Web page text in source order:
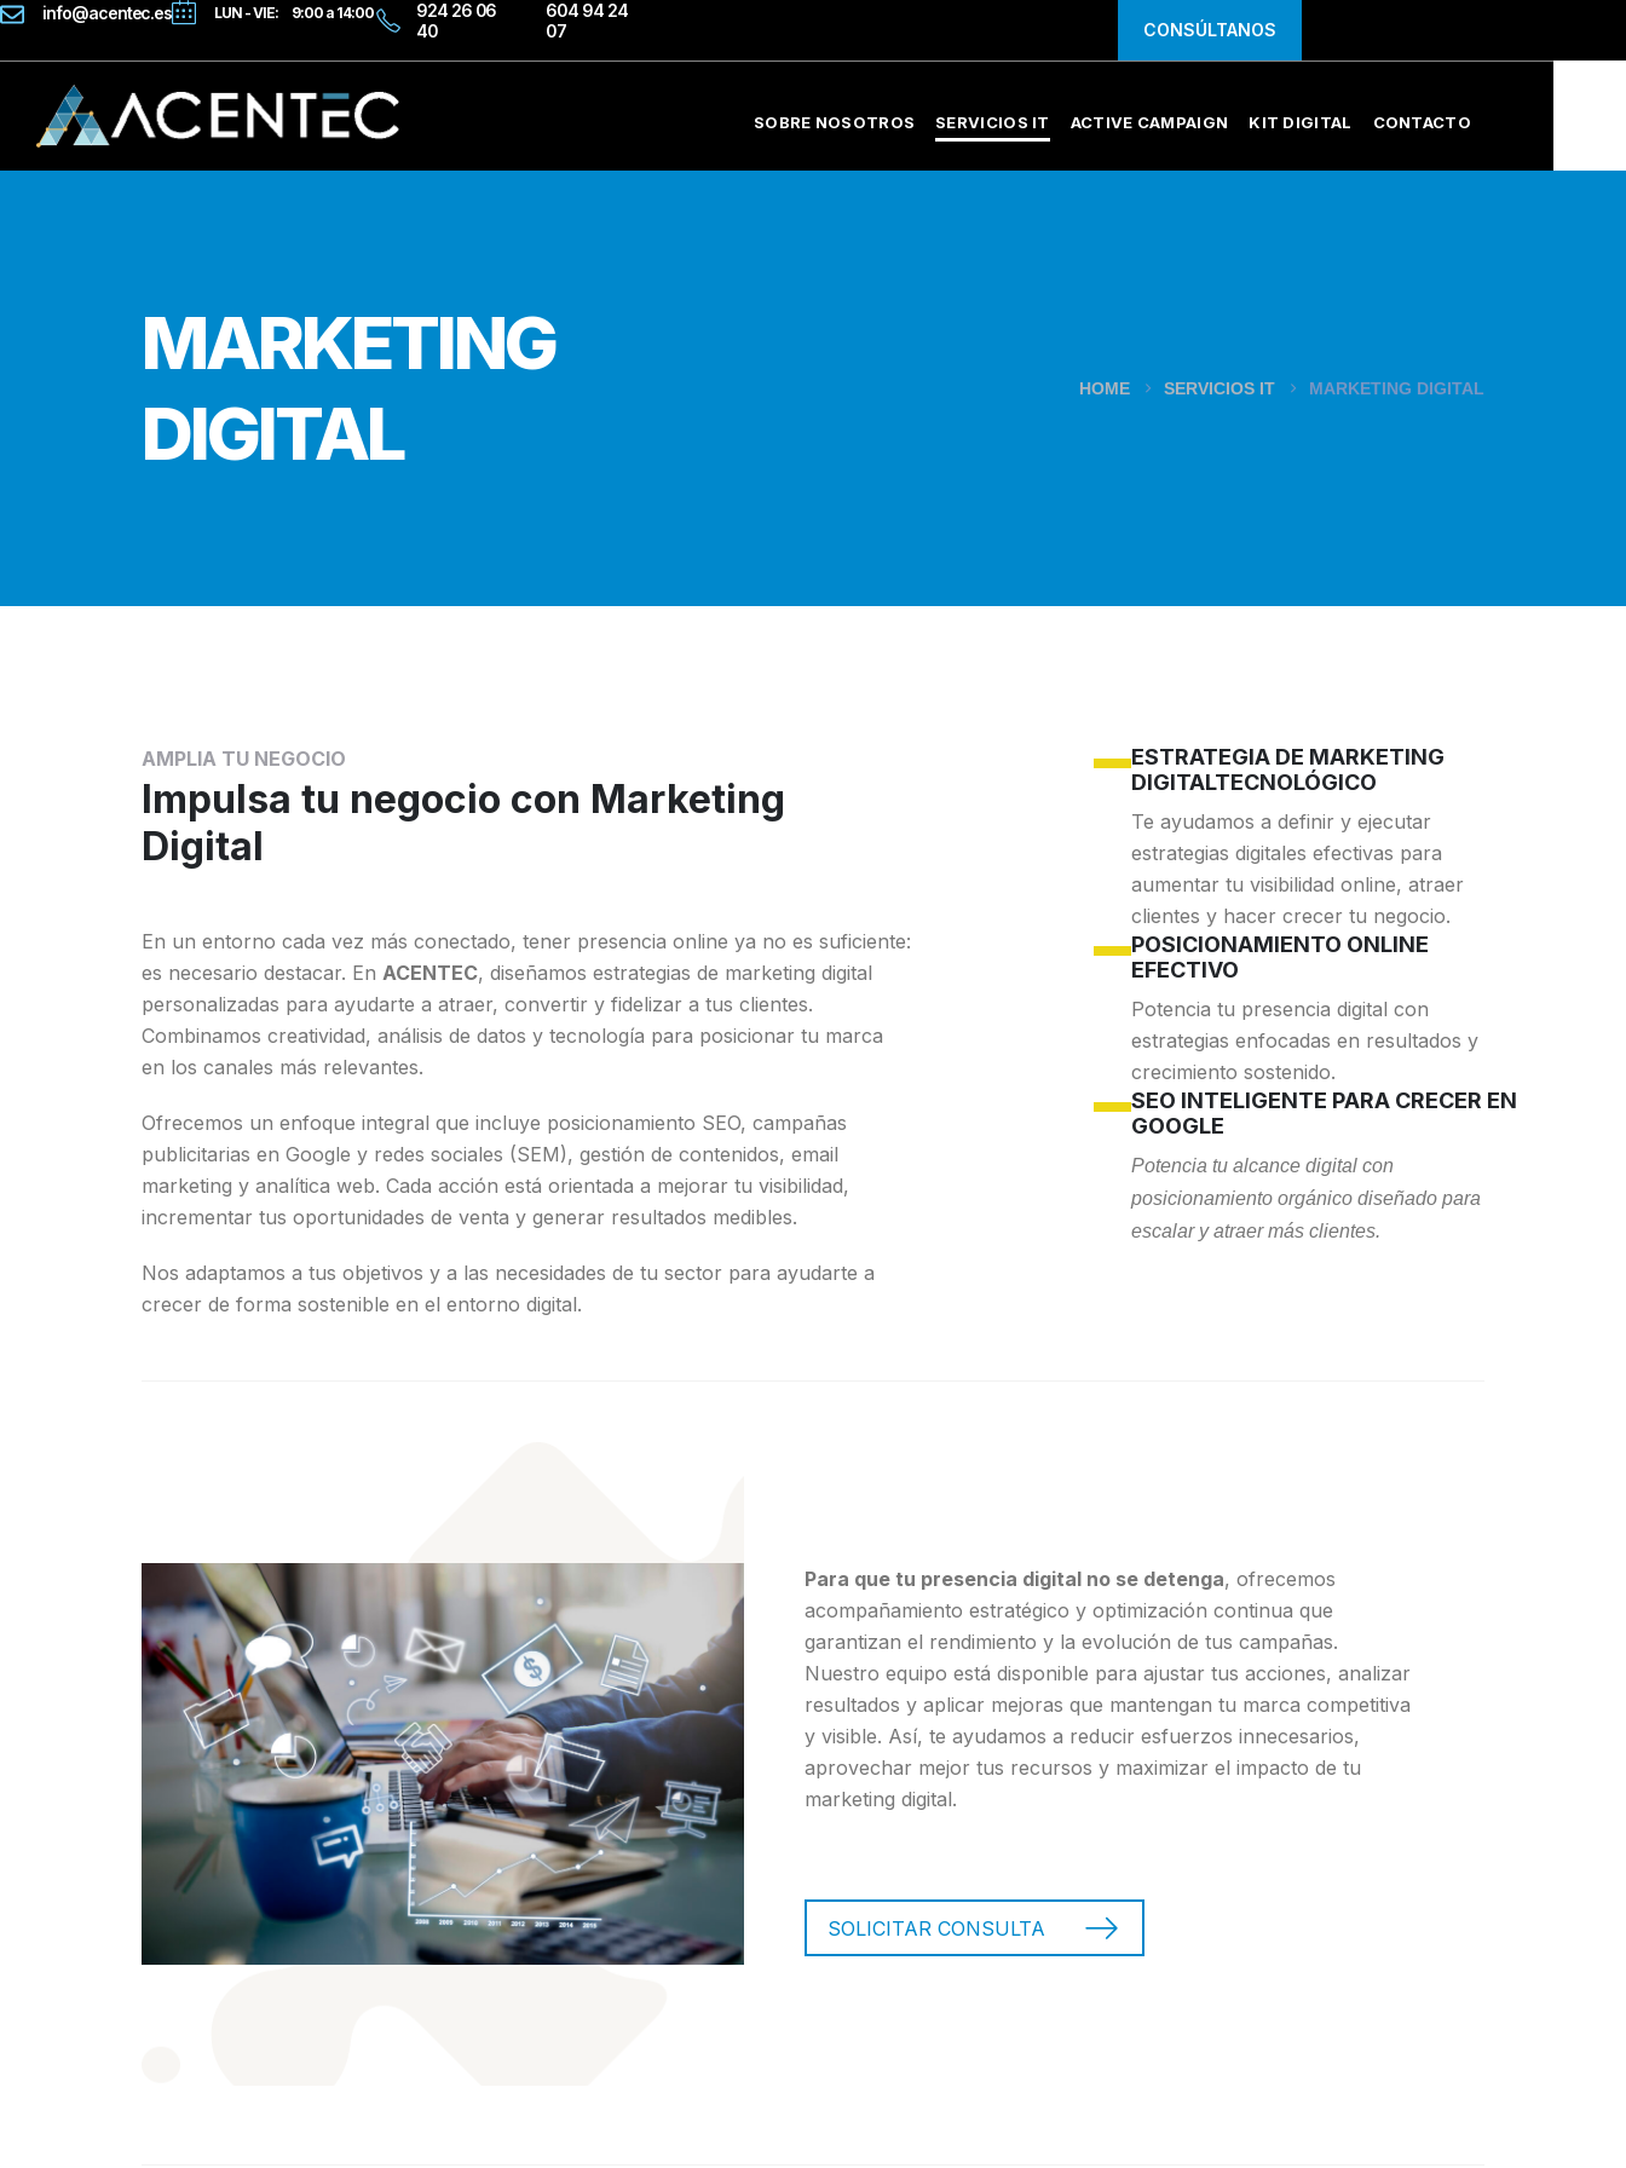
info@acentec.es LUN - VIE: 9:00 a 14:00
924 26 06
40
604 94 24
07
CONSÚLTANOS
SOBRE NOSOTROS SERVICIOS IT ACTIVE CAMPAIGN KIT DIGITAL CONTACTO
MARKETING
DIGITAL
HOME SERVICIOS IT MARKETING DIGITAL
AMPLIA TU NEGOCIO
Impulsa tu negocio con Marketing
Digital
En un entorno cada vez más conectado, tener presencia online ya no es suficiente:
es necesario destacar. En ACENTEC, diseñamos estrategias de marketing digital
personalizadas para ayudarte a atraer, convertir y fidelizar a tus clientes.
Combinamos creatividad, análisis de datos y tecnología para posicionar tu marca
en los canales más relevantes.
Ofrecemos un enfoque integral que incluye posicionamiento SEO, campañas
publicitarias en Google y redes sociales (SEM), gestión de contenidos, email
marketing y analítica web. Cada acción está orientada a mejorar tu visibilidad,
incrementar tus oportunidades de venta y generar resultados medibles.
Nos adaptamos a tus objetivos y a las necesidades de tu sector para ayudarte a
crecer de forma sostenible en el entorno digital.
ESTRATEGIA DE MARKETING
DIGITALTECNOLÓGICO
Te ayudamos a definir y ejecutar
estrategias digitales efectivas para
aumentar tu visibilidad online, atraer
clientes y hacer crecer tu negocio.
POSICIONAMIENTO ONLINE
EFECTIVO
Potencia tu presencia digital con
estrategias enfocadas en resultados y
crecimiento sostenido.
SEO INTELIGENTE PARA CRECER EN
GOOGLE
Potencia tu alcance digital con
posicionamiento orgánico diseñado para
escalar y atraer más clientes.
Para que tu presencia digital no se detenga, ofrecemos
acompañamiento estratégico y optimización continua que
garantizan el rendimiento y la evolución de tus campañas.
Nuestro equipo está disponible para ajustar tus acciones, analizar
resultados y aplicar mejoras que mantengan tu marca competitiva
y visible. Así, te ayudamos a reducir esfuerzos innecesarios,
aprovechar mejor tus recursos y maximizar el impacto de tu
marketing digital.
SOLICITAR CONSULTA